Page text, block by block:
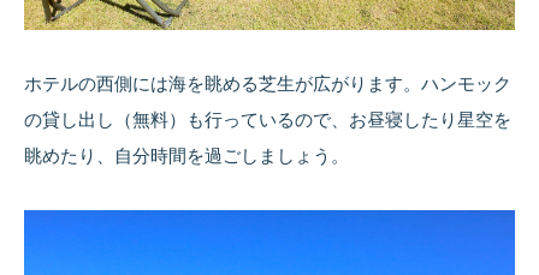
ホテルの西側には海を眺める芝生が広がります。ハンモック
の貸し出し（無料）も行っているので、お昼寝したり星空を
眺めたり、自分時間を過ごしましょう。